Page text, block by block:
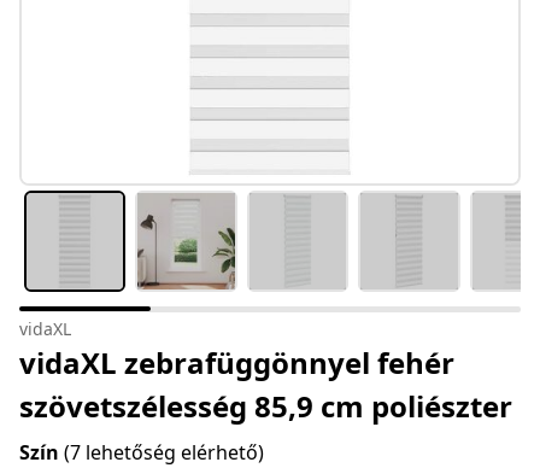
vidaXL
vidaXL zebrafüggönnyel fehér
szövetszélesség 85,9 cm poliészter
Szín (7 lehetőség elérhető)